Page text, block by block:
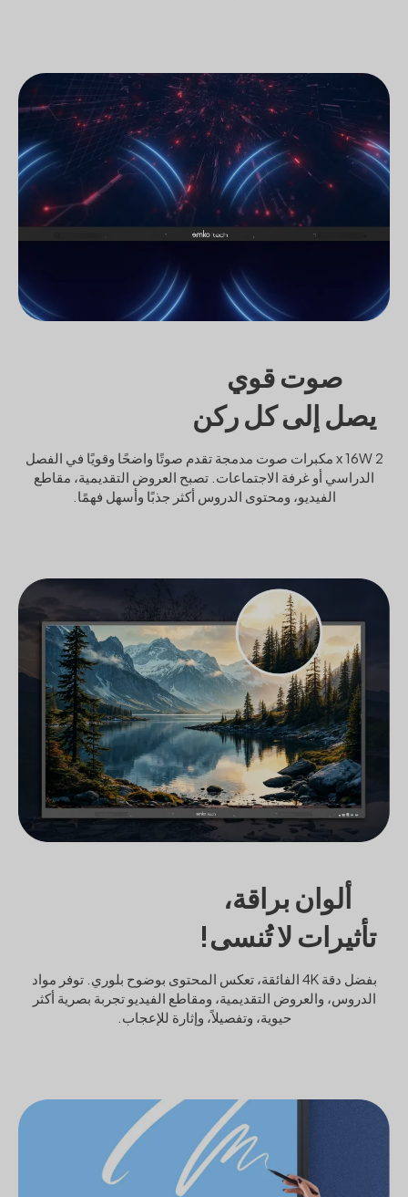
صوت قوي
يصل إلى كل ركن
2 x 16W مكبرات صوت مدمجة تقدم صوتًا واضحًا وقويًا في الفصل
الدراسي أو غرفة الاجتماعات. تصبح العروض التقديمية، مقاطع
الفيديو، ومحتوى الدروس أكثر جذبًا وأسهل فهمًا.
ألوان براقة،
تأثيرات لا تُنسى!
بفضل دقة 4K الفائقة، تعكس المحتوى بوضوح بلوري. توفر مواد
الدروس، والعروض التقديمية، ومقاطع الفيديو تجربة بصرية أكثر
حيوية، وتفصيلاً، وإثارة للإعجاب.